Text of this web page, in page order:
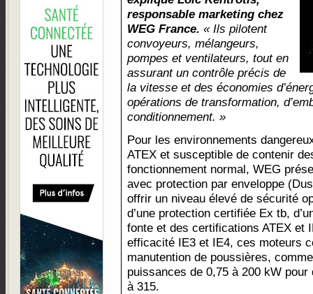
responsable marketing chez
WEG France. « Ils pilotent
convoyeurs, mélangeurs,
pompes et ventilateurs, tout en
assurant un contrôle précis de
la vitesse et des économies
opérations de transformation,
conditionnement. »
Pour les environnements
ATEX et susceptible de contenir
fonctionnement normal, WEG
avec protection par enveloppe
offrir un niveau élevé de sécurité
d’une protection certifiée Ex tb,
fonte et des certifications ATEX et
efficacité IE3 et IE4, ces moteurs
manutention de poussières,
puissances de 0,75 à 200 kW pour
à 315.